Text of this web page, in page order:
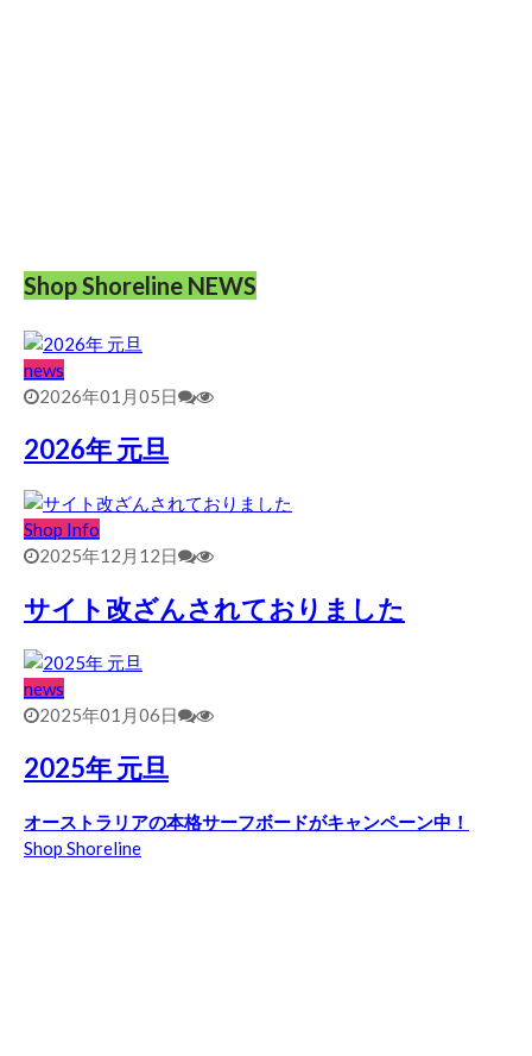
Shop Shoreline NEWS
news
2026年01月05日
2026年 元旦
Shop Info
2025年12月12日
サイト改ざんされておりました
news
2025年01月06日
2025年 元旦
オーストラリアの本格サーフボードがキャンペーン中！
Shop Shoreline